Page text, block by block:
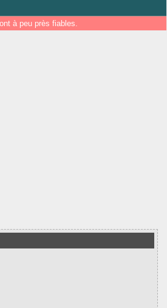
à peu près fiables.